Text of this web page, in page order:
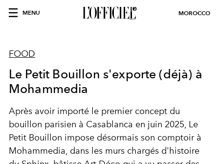
MENU MOROCCO
FOOD
Le Petit Bouillon s'exporte (déjà) à
Mohammedia
Après avoir importé le premier concept du
bouillon parisien à Casablanca en juin 2025, Le
Petit Bouillon impose désormais son comptoir à
Mohammedia, dans les murs chargés d'histoire